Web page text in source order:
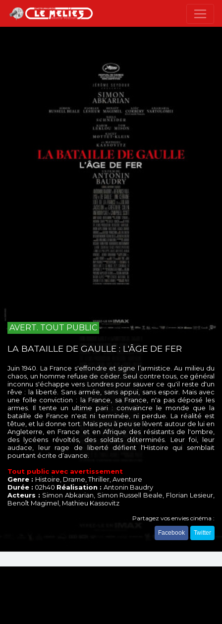
AVERT. TOUT PUBLIC
LA BATAILLE DE GAULLE : L'ÂGE DE FER
Juin 1940. La France s'effondre et signe l’armistice. Au milieu du
chaos, un homme refuse de céder. Seul contre tous, ce général
inconnu s'échappe vers Londres pour sauver ce qu'il reste d'un
rêve : la liberté. Sans armée, sans appui, sans espoir. Mais avec
une folle conviction : la France, sa France, n'a pas déposé les
armes. Il tente un ultime pari : convaincre le monde que la
bataille de France n'est ni terminée, ni perdue. La réalité est
têtue, et lui donne tort. Mais peu à peu se lèvent autour de lui en
Angleterre, en France et en Afrique des résistants de l'ombre,
des lycéens révoltés, des soldats déterminés. Leur foi, leur
audace, leur rage de liberté défient l'Histoire qui semblait
pourtant écrite d’avance.
Tout public avec avertissement
Genre : Histoire, Drame, Thriller, Aventure
Durée : 02h40 Réalisation : Antonin Baudry
Acteurs : Simon Abkarian, Simon Russell Beale, Florian Lesieur,
Benoît Magimel, Mathieu Kassovitz
Partagez vos envies cinéma :
Facebook Twitter